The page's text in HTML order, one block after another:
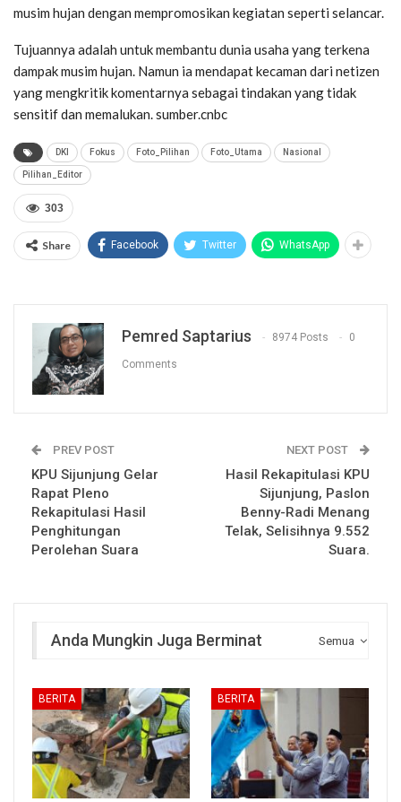
musim hujan dengan mempromosikan kegiatan seperti selancar.
Tujuannya adalah untuk membantu dunia usaha yang terkena
dampak musim hujan. Namun ia mendapat kecaman dari netizen
yang mengkritik komentarnya sebagai tindakan yang tidak
sensitif dan memalukan. sumber.cnbc
DKI Fokus Foto_Pilihan Foto_Utama Nasional
Pilihan_Editor
303
Share Facebook Twitter WhatsApp
Pemred Saptarius 8974 Posts 0
Comments
PREV POST
KPU Sijunjung Gelar
Rapat Pleno
Rekapitulasi Hasil
Penghitungan
Perolehan Suara
NEXT POST
Hasil Rekapitulasi KPU
Sijunjung, Paslon
Benny-Radi Menang
Telak, Selisihnya 9.552
Suara.
Semua
Anda Mungkin Juga Berminat
BERITA BERITA